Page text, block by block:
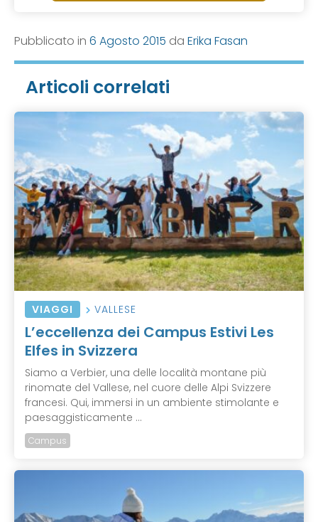
Pubblicato in 6 Agosto 2015 da Erika Fasan
Articoli correlati
VIAGGI VALLESE
L’eccellenza dei Campus Estivi Les
Elfes in Svizzera
Siamo a Verbier, una delle località montane più
rinomate del Vallese, nel cuore delle Alpi Svizzere
francesi. Qui, immersi in un ambiente stimolante e
paesaggisticamente ...
Campus